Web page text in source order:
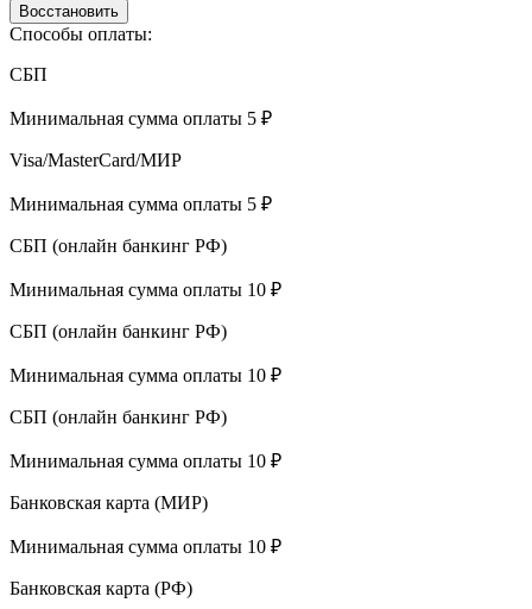
Восстановить
Способы оплаты:
СБП
Минимальная сумма оплаты 5 ₽
Visa/MasterCard/МИР
Минимальная сумма оплаты 5 ₽
СБП (онлайн банкинг РФ)
Минимальная сумма оплаты 10 ₽
СБП (онлайн банкинг РФ)
Минимальная сумма оплаты 10 ₽
СБП (онлайн банкинг РФ)
Минимальная сумма оплаты 10 ₽
Банковская карта (МИР)
Минимальная сумма оплаты 10 ₽
Банковская карта (РФ)